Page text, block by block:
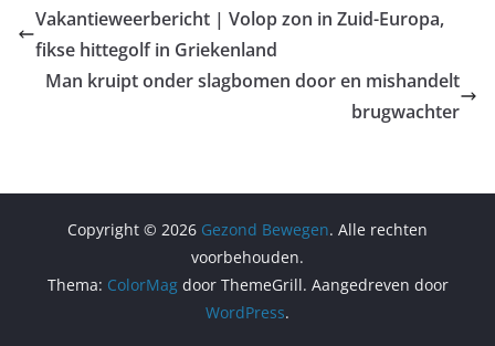
Vakantieweerbericht | Volop zon in Zuid-Europa,
fikse hittegolf in Griekenland
Man kruipt onder slagbomen door en mishandelt
brugwachter
Copyright © 2026 Gezond Bewegen. Alle rechten
voorbehouden.
Thema: ColorMagdoor ThemeGrill. Aangedreven door
WordPress.